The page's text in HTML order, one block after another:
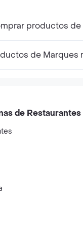
productos de
de Marques
de Restaurantes